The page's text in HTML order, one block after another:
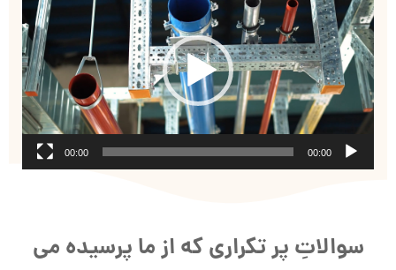
ویدیو
00:00
00:00
سوالاتِ پر تکراری که از ما پرسیده می